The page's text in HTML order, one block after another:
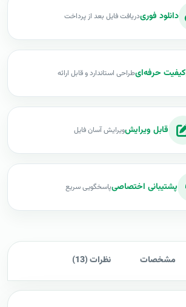
دانلود فوریدریافت فایل بعد از پرداخت
کیفیت حرفه‌ایطراحی استاندارد و قابل ارائه
قابل ویرایشویرایش آسان فایل
پشتیبانی اختصاصیپاسخگویی سریع
مشخصات نظرات (13)